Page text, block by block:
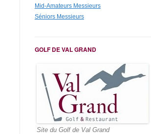
Mid-Amateurs Messieurs
Séniors Messieurs
GOLF DE VAL GRAND
Site du Golf de Val Grand